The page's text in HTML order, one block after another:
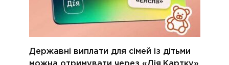
Державні виплати для сімей із дітьми
можна отримувати через «Дія.Картку»